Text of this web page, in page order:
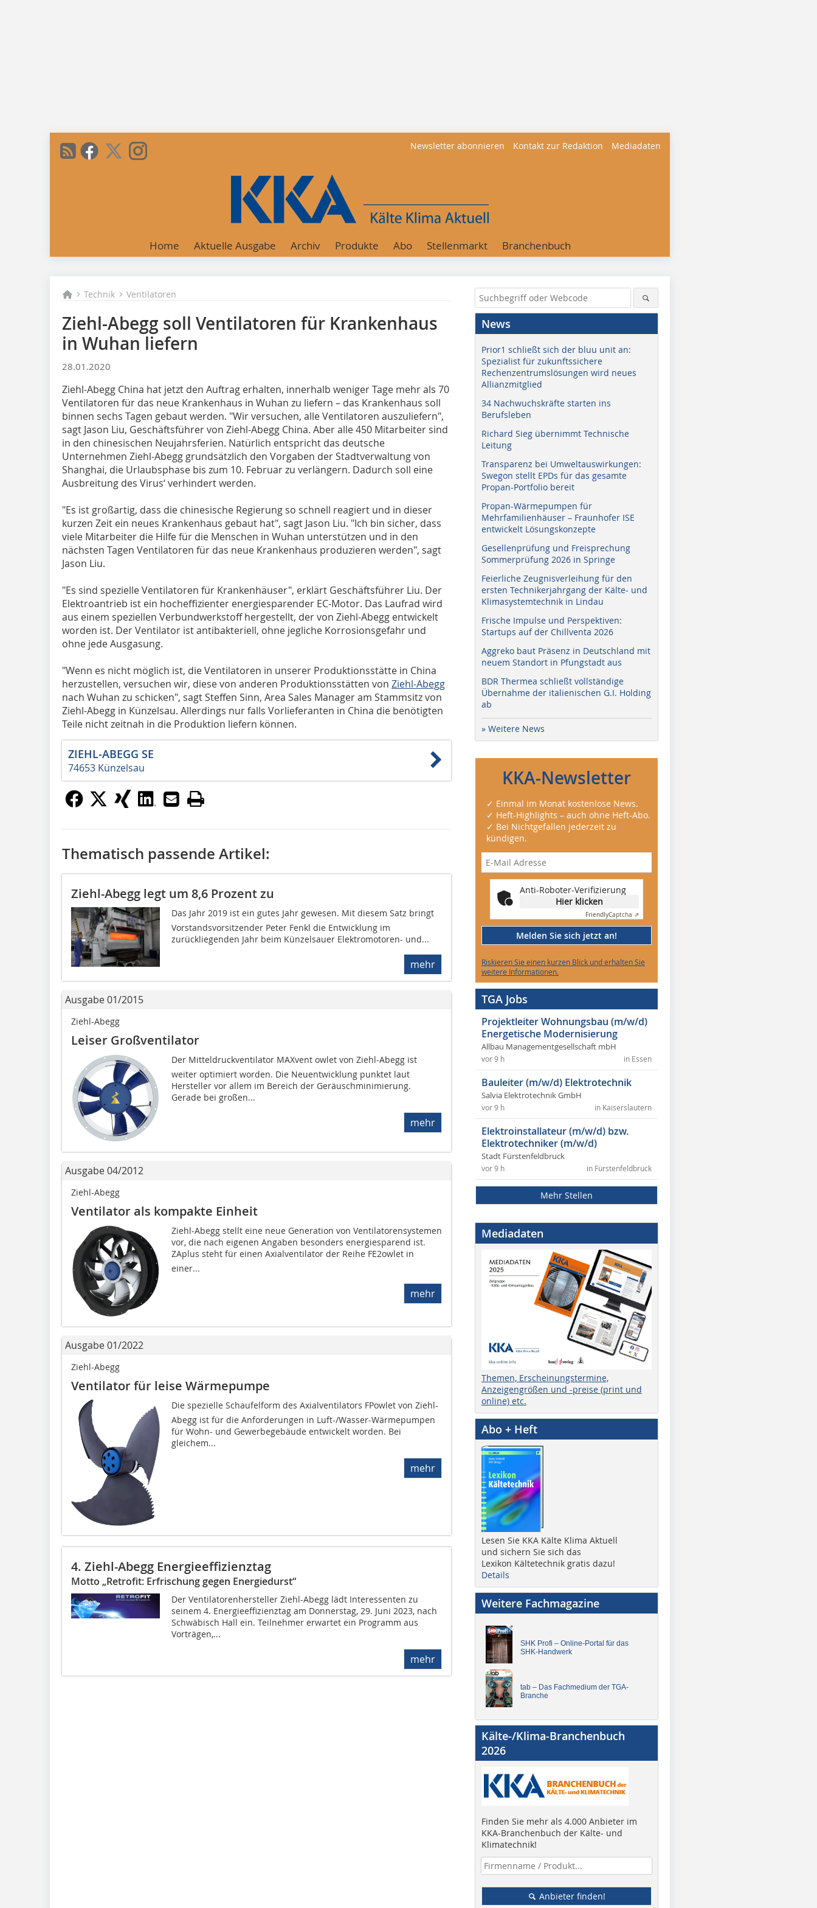
Newsletter abonnieren Kontakt zur Redaktion Mediadaten
Home Aktuelle Ausgabe Archiv Produkte Abo Stellenmarkt Branchenbuch
Technik Ventilatoren
Ziehl-Abegg soll Ventilatoren für Krankenhaus
in Wuhan liefern
28.01.2020
Ziehl-Abegg China hat jetzt den Auftrag erhalten, innerhalb weniger Tage mehr als 70
Ventilatoren für das neue Krankenhaus in Wuhan zu liefern – das Krankenhaus soll
binnen sechs Tagen gebaut werden. "Wir versuchen, alle Ventilatoren auszuliefern",
sagt Jason Liu, Geschäftsführer von Ziehl-Abegg China. Aber alle 450 Mitarbeiter sind
in den chinesischen Neujahrsferien. Natürlich entspricht das deutsche
Unternehmen Ziehl-Abegg grundsätzlich den Vorgaben der Stadtverwaltung von
Shanghai, die Urlaubsphase bis zum 10. Februar zu verlängern. Dadurch soll eine
Ausbreitung des Virus‘ verhindert werden.
"Es ist großartig, dass die chinesische Regierung so schnell reagiert und in dieser
kurzen Zeit ein neues Krankenhaus gebaut hat", sagt Jason Liu. "Ich bin sicher, dass
viele Mitarbeiter die Hilfe für die Menschen in Wuhan unterstützen und in den
nächsten Tagen Ventilatoren für das neue Krankenhaus produzieren werden", sagt
Jason Liu.
"Es sind spezielle Ventilatoren für Krankenhäuser", erklärt Geschäftsführer Liu. Der
Elektroantrieb ist ein hocheffizienter energiesparender EC-Motor. Das Laufrad wird
aus einem speziellen Verbundwerkstoff hergestellt, der von Ziehl-Abegg entwickelt
worden ist. Der Ventilator ist antibakteriell, ohne jegliche Korrosionsgefahr und
ohne jede Ausgasung.
"Wenn es nicht möglich ist, die Ventilatoren in unserer Produktionsstätte in China
herzustellen, versuchen wir, diese von anderen Produktionsstätten von Ziehl-Abegg
nach Wuhan zu schicken", sagt Steffen Sinn, Area Sales Manager am Stammsitz von
Ziehl-Abegg in Künzelsau. Allerdings nur falls Vorlieferanten in China die benötigten
Teile nicht zeitnah in die Produktion liefern können.
ZIEHL-ABEGG SE
74653 Künzelsau
Thematisch passende Artikel:
Ziehl-Abegg legt um 8,6 Prozent zu
Das Jahr 2019 ist ein gutes Jahr gewesen. Mit diesem Satz bringt
Vorstandsvorsitzender Peter Fenkl die Entwicklung im
zurückliegenden Jahr beim Künzelsauer Elektromotoren- und...
mehr
Ausgabe 01/2015
Ziehl-Abegg
Leiser Großventilator
Der Mitteldruckventilator MAXvent owlet von Ziehl-Abegg ist
weiter optimiert worden. Die Neuentwicklung punktet laut
Hersteller vor allem im Bereich der Geräuschminimierung.
Gerade bei großen...
mehr
Ausgabe 04/2012
Ziehl-Abegg
Ventilator als kompakte Einheit
Ziehl-Abegg stellt eine neue Generation von Ventilatorensystemen
vor, die nach eigenen Angaben besonders energiesparend ist.
ZAplus steht für einen Axialventilator der Reihe FE2owlet in
einer...
mehr
Ausgabe 01/2022
Ziehl-Abegg
Ventilator für leise Wärmepumpe
Die spezielle Schaufelform des Axialventilators FPowlet von Ziehl-
Abegg ist für die Anforderungen in Luft-/Wasser-Wärmepumpen
für Wohn- und Gewerbegebäude entwickelt worden. Bei
gleichem...
mehr
4. Ziehl-Abegg Energieeffizienztag
Motto „Retrofit: Erfrischung gegen Energiedurst“
Der Ventilatorenhersteller Ziehl-Abegg lädt Interessenten zu
seinem 4. Energieeffizienztag am Donnerstag, 29. Juni 2023, nach
Schwäbisch Hall ein. Teilnehmer erwartet ein Programm aus
Vorträgen,...
mehr
News
Prior1 schließt sich der bluu unit an:
Spezialist für zukunftssichere
Rechenzentrumslösungen wird neues
Allianzmitglied
34 Nachwuchskräfte starten ins
Berufsleben
Richard Sieg übernimmt Technische
Leitung
Transparenz bei Umweltauswirkungen:
Swegon stellt EPDs für das gesamte
Propan-Portfolio bereit
Propan-Wärmepumpen für
Mehrfamilienhäuser – Fraunhofer ISE
entwickelt Lösungskonzepte
Gesellenprüfung und Freisprechung
Sommerprüfung 2026 in Springe
Feierliche Zeugnisverleihung für den
ersten Technikerjahrgang der Kälte- und
Klimasystemtechnik in Lindau
Frische Impulse und Perspektiven:
Startups auf der Chillventa 2026
Aggreko baut Präsenz in Deutschland mit
neuem Standort in Pfungstadt aus
BDR Thermea schließt vollständige
Übernahme der italienischen G.I. Holding
ab
» Weitere News
KKA-Newsletter
✓ Einmal im Monat kostenlose News.
✓ Heft-Highlights – auch ohne Heft-Abo.
✓ Bei Nichtgefallen jederzeit zu
kündigen.
Anti-Roboter-Verifizierung
Hier klicken
FriendlyCaptcha ⇗
Melden Sie sich jetzt an!
Riskieren Sie einen kurzen Blick und erhalten Sie
weitere Informationen.
TGA Jobs
Projektleiter Wohnungsbau (m/w/d)
Energetische Modernisierung
Allbau Managementgesellschaft mbH
in Essen
vor 9 h
Bauleiter (m/w/d) Elektrotechnik
Salvia Elektrotechnik GmbH
in Kaiserslautern
vor 9 h
Elektroinstallateur (m/w/d) bzw.
Elektrotechniker (m/w/d)
Stadt Fürstenfeldbruck
in Fürstenfeldbruck
vor 9 h
Mehr Stellen
Mediadaten
Themen, Erscheinungstermine,
Anzeigengrößen und -preise (print und
online) etc.
Abo + Heft
Lesen Sie KKA Kälte Klima Aktuell
und sichern Sie sich das
Lexikon Kältetechnik gratis dazu!
Details
Weitere Fachmagazine
SHK Profi – Online-Portal für das
SHK-Handwerk
tab – Das Fachmedium der TGA-
Branche
Kälte-/Klima-Branchenbuch
2026
Finden Sie mehr als 4.000 Anbieter im
KKA-Branchenbuch der Kälte- und
Klimatechnik!
Anbieter finden!